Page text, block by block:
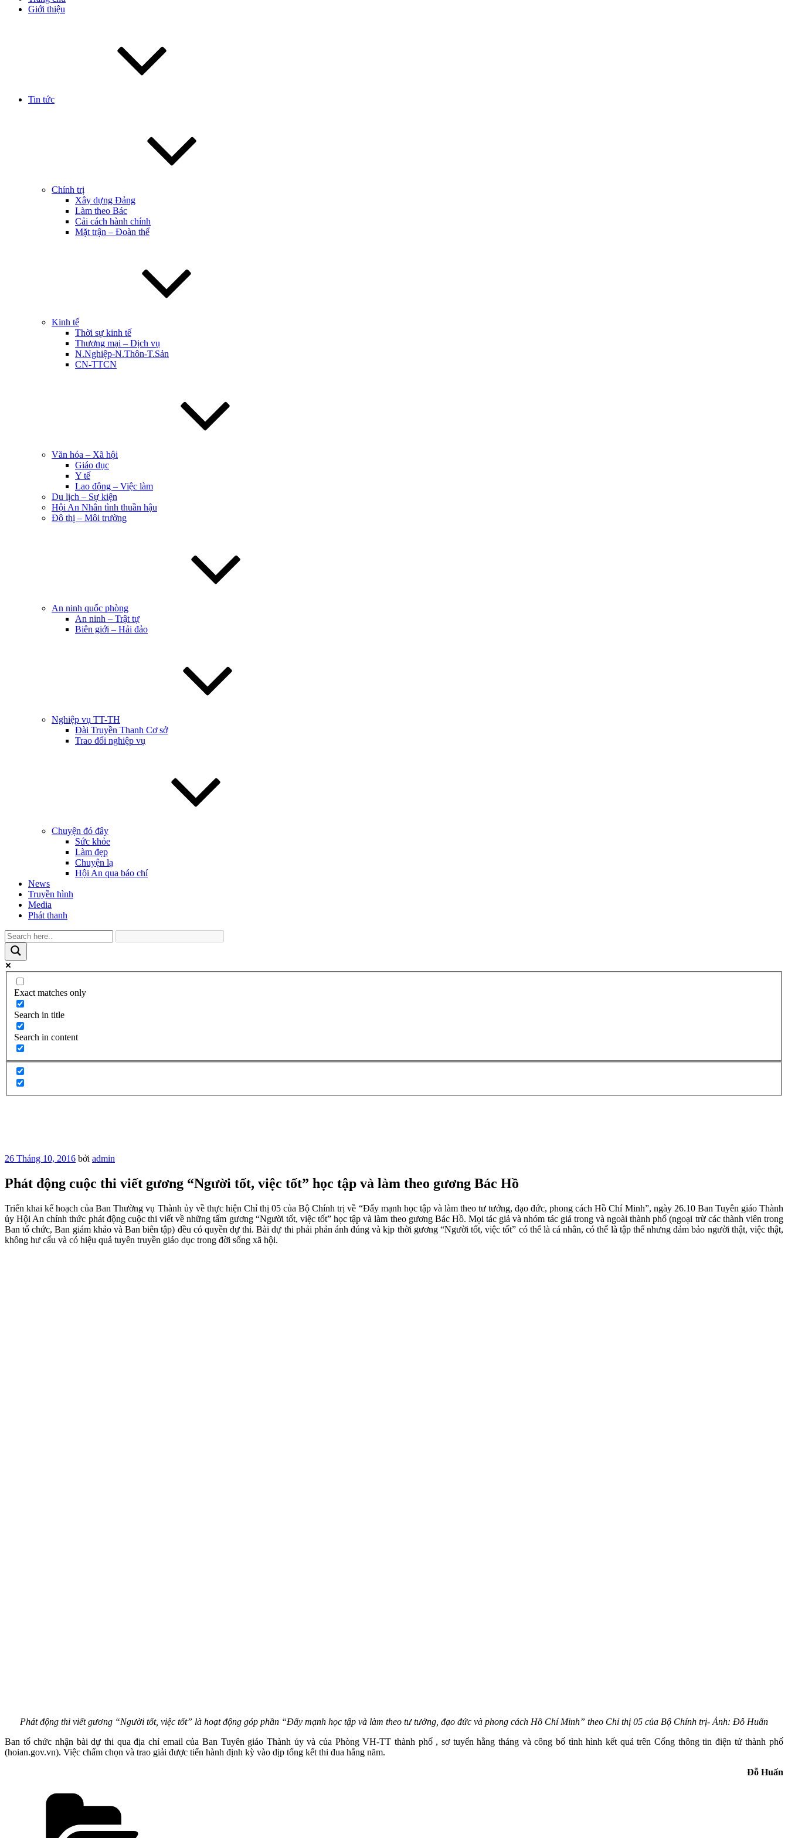
Giới thiệu
Tin tức
Chính trị
Xây dựng Đảng
Làm theo Bác
Cải cách hành chính
Mặt trận – Đoàn thể
Kinh tế
Thời sự kinh tế
Thương mại – Dịch vụ
N.Nghiệp-N.Thôn-T.Sản
CN-TTCN
Văn hóa – Xã hội
Giáo dục
Y tế
Lao động – Việc làm
Du lịch – Sự kiện
Hội An Nhân tình thuần hậu
Đô thị – Môi trường
An ninh quốc phòng
An ninh – Trật tự
Biên giới – Hải đảo
Nghiệp vụ TT-TH
Đài Truyền Thanh Cơ sở
Trao đổi nghiệp vụ
Chuyện đó đây
Sức khỏe
Làm đẹp
Chuyện lạ
Hội An qua báo chí
News
Truyền hình
Media
Phát thanh
Exact matches only
Search in title
Search in content
Đăng
26 Tháng 10, 2016 bởi admin
Phát động cuộc thi viết gương “Người tốt, việc tốt” học tập và làm theo gương Bác Hồ
Triển khai kế hoạch của Ban Thường vụ Thành ủy về thực hiện Chỉ thị 05 của Bộ Chính trị về “Đẩy mạnh học tập và làm theo tư tưởng, đạo đức, phong cách Hồ Chí Minh”, ngày 26.10 Ban Tuyên giáo Thành
ủy Hội An chính thức phát động cuộc thi viết về những tấm gương “Người tốt, việc tốt” học tập và làm theo gương Bác Hồ. Mọi tác giả và nhóm tác giả trong và ngoài thành phố (ngoại trừ các thành viên trong
Ban tổ chức, Ban giám khảo và Ban biên tập) đều có quyền dự thi. Bài dự thi phải phản ánh đúng và kịp thời gương “Người tốt, việc tốt” có thể là cá nhân, có thể là tập thể nhưng đảm bảo người thật, việc thật,
không hư cấu và có hiệu quả tuyên truyền giáo dục trong đời sống xã hội.
Phát động thi viết gương “Người tốt, việc tốt” là hoạt động góp phần “Đẩy mạnh học tập và làm theo tư tưởng, đạo đức và phong cách Hồ Chí Minh” theo Chỉ thị 05 của Bộ Chính trị- Ảnh: Đỗ Huấn
Ban tổ chức nhận bài dự thi qua địa chỉ email của Ban Tuyên giáo Thành ủy và của Phòng VH-TT thành phố , sơ tuyển hằng tháng và công bố tình hình kết quả trên Cổng thông tin điện tử thành phố
(hoian.gov.vn). Việc chấm chọn và trao giải được tiến hành định kỳ vào dịp tổng kết thi đua hằng năm.
Đỗ Huấn